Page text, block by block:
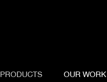
PRODUCTS OUR WORK